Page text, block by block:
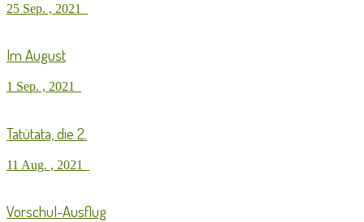
25 Sep. , 2021
Im August
1 Sep. , 2021
Tatütata, die 2.
11 Aug. , 2021
Vorschul-Ausflug